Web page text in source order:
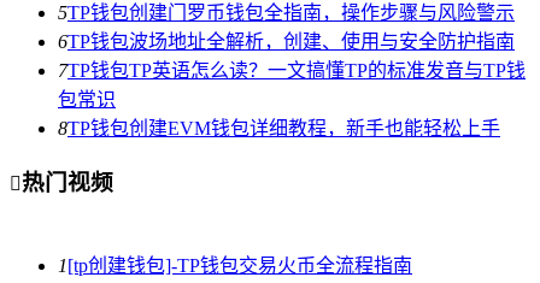
5TP钱包创建门罗币钱包全指南，操作步骤与风险警示
6TP钱包波场地址全解析，创建、使用与安全防护指南
7TP钱包TP英语怎么读？一文搞懂TP的标准发音与TP钱
包常识
8TP钱包创建EVM钱包详细教程，新手也能轻松上手
热门视频
1[tp创建钱包]-TP钱包交易火币全流程指南